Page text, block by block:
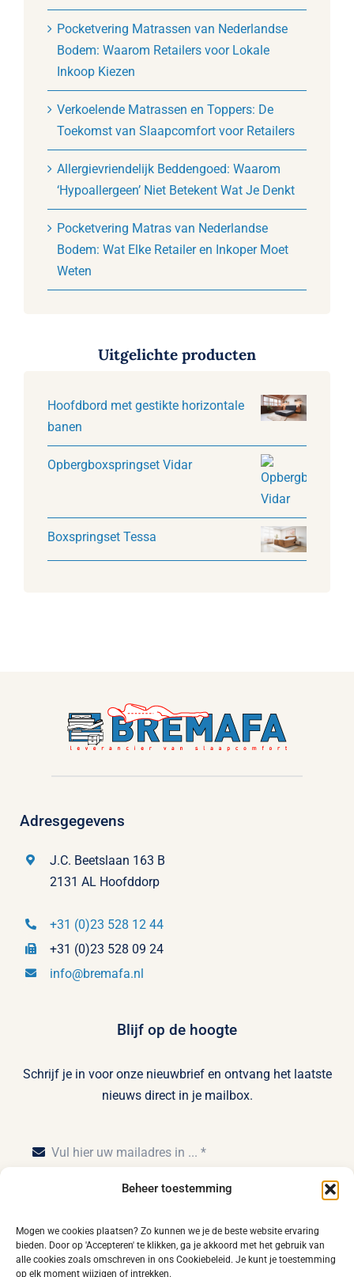
Beheer toestemming
Mogen we cookies plaatsen? Zo kunnen we je de beste website ervaring
bieden. Door op 'Accepteren' te klikken, ga je akkoord met het gebruik van
alle cookies zoals omschreven in ons Cookiebeleid. Je kunt je toestemming
op elk moment wijzigen of intrekken.
Pocketvering Matrassen van Nederlandse
Bodem: Waarom Retailers voor Lokale
Inkoop Kiezen
Verkoelende Matrassen en Toppers: De
Toekomst van Slaapcomfort voor Retailers
Allergievriendelijk Beddengoed: Waarom
‘Hypoallergeen’ Niet Betekent Wat Je Denkt
Pocketvering Matras van Nederlandse
Bodem: Wat Elke Retailer en Inkoper Moet
Weten
Uitgelichte producten
Hoofdbord met gestikte horizontale
banen
Opbergboxspringset Vidar
Boxspringset Tessa
Adresgegevens
J.C. Beetslaan 163 B
2131 AL Hoofddorp
+31 (0)23 528 12 44
+31 (0)23 528 09 24
info@bremafa.nl
Blijf op de hoogte
Schrijf je in voor onze nieuwbrief en ontvang het laatste
nieuws direct in je mailbox.